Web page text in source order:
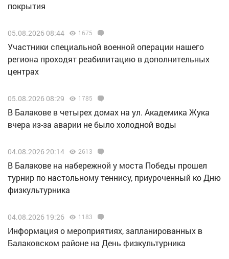
покрытия
05.08.2026 08:44 1675
Участники специальной военной операции нашего
региона проходят реабилитацию в дополнительных
центрах
05.08.2026 08:29 1785
В Балакове в четырех домах на ул. Академика Жука
вчера из-за аварии не было холодной воды
04.08.2026 20:14 2613
В Балакове на набережной у моста Победы прошел
турнир по настольному теннису, приуроченный ко Дню
физкультурника
04.08.2026 19:26 1183
Информация о мероприятиях, запланированных в
Балаковском районе на День физкультурника